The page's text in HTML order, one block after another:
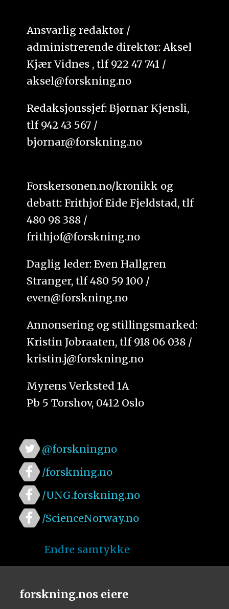
Ansvarlig redaktør /
administrerende direktør: Aksel
Kjær Vidnes , tlf 922 47 741 /
aksel@forskning.no
Redaksjonssjef: Bjørnar Kjensli,
tlf 942 43 567 /
bjornar@forskning.no
Forskersonen.no/kronikk og
debatt: Frithjof Eide Fjeldstad, tlf
480 98 388 /
frithjof@forskning.no
Daglig leder: Even Hallgren
Stranger, tlf 480 59 100 /
even@forskning.no
Annonsering og stillingsmarked:
Kristin Jobraaten, tlf 918 06 038 /
kristin.j@forskning.no
Myrens Verksted 1A
Pb 5 Torshov, 0412 Oslo
@forskningno
/forskning.no
/UNG.forskning.no
/ScienceNorway.no
Endre samtykke
forskning.nos eiere